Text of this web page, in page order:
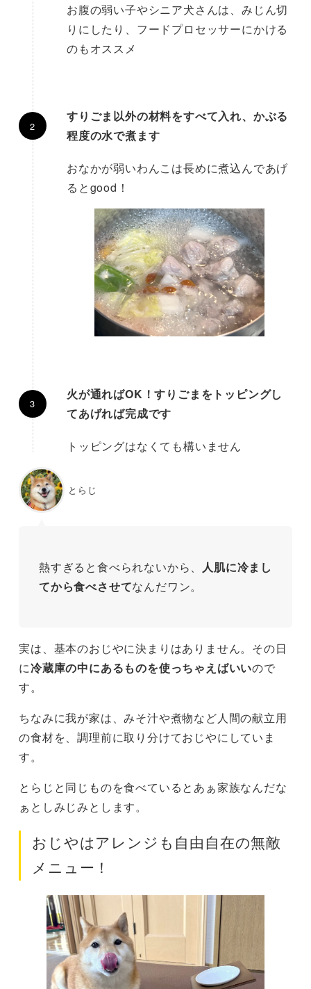
お腹の弱い子やシニア犬さんは、みじん切
りにしたり、フードプロセッサーにかける
のもオススメ
すりごま以外の材料をすべて入れ、かぶる
程度の水で煮ます
おなかが弱いわんこは長めに煮込んであげ
るとgood！
火が通ればOK！すりごまをトッピングし
てあげれば完成です
トッピングはなくても構いません
とらじ
熱すぎると食べられないから、 人肌に冷まし
てから食べさせてなんだワン。
実は、基本のおじやに決まりはありません。その日
に冷蔵庫の中にあるものを使っちゃえばいいので
す。
ちなみに我が家は、みそ汁や煮物など人間の献立用
の食材を、調理前に取り分けておじやにしていま
す。
とらじと同じものを食べているとあぁ家族なんだな
ぁとしみじみとします。
おじやはアレンジも自由自在の無敵
メニュー！